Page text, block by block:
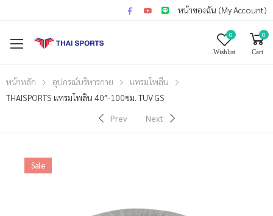
หน้าของฉัน (My Account)
0
Wishlist
0
Cart
หน้าหลัก อุปกรณ์บริหารกาย
แทรมโพลีน
THAISPORTS แทรมโพลิน 40″-100ซม. TUV GS
Prev
Next
Sale